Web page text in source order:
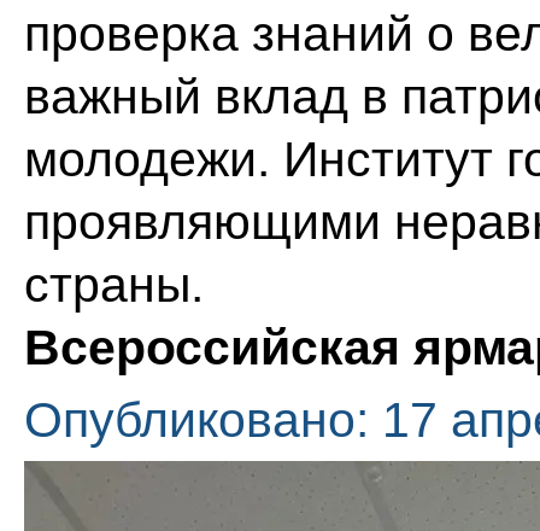
проверка знаний о
важный вклад в
молодежи. Институт
проявляющими
страны.
Всероссийская
Опубликовано: 17